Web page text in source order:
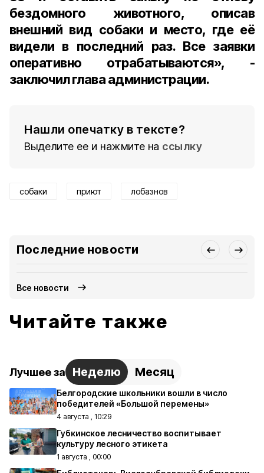
бездомного животного, описав
внешний вид собаки и место, где её
видели в последний раз. Все заявки
оперативно отрабатываются», -
заключил глава администрации.
Нашли опечатку в тексте?
Выделите ее и нажмите на ссылку
собаки приют лобазнов
Последние новости
Все новости
Читайте также
Лучшее за Неделю Месяц
Белгородские школьники вошли в число
победителей «Большой перемены»
4 августа , 10:29
Губкинское лесничество воспитывает
культуру лесного этикета
1 августа , 00:00